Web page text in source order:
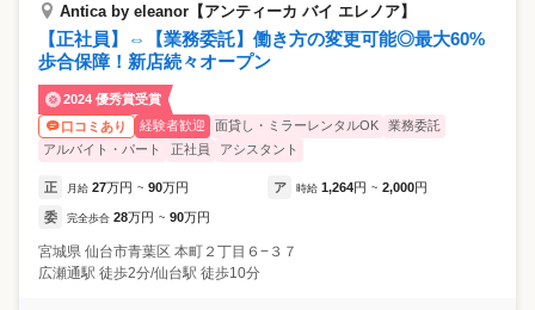
Antica by eleanor【アンティーカ バイ エレノア】
【正社員】⇔【業務委託】働き方の変更可能◎最大60%
歩合保障！新店続々オープン
2024 優秀賞受賞
口コミあり
経験者歓迎 面貸し・ミラーレンタルOK
業務委託
アルバイト・パート
正社員 アシスタント
正 月給 27万円 ~ 90万円 ア 時給 1,264円 ~ 2,000円
委 完全歩合 28万円 ~ 90万円
宮城県 仙台市青葉区 本町２丁目６−３７
広瀬通駅 徒歩2分/仙台駅 徒歩10分